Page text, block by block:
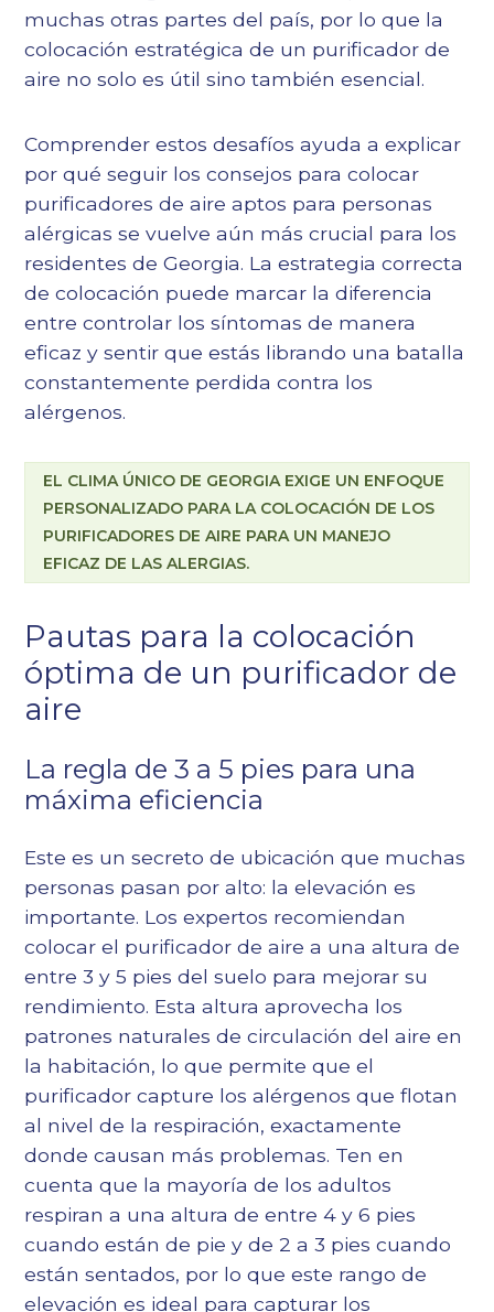
muchas otras partes del país, por lo que la
colocación estratégica de un purificador de
aire no solo es útil sino también esencial.
Comprender estos desafíos ayuda a explicar
por qué seguir los consejos para colocar
purificadores de aire aptos para personas
alérgicas se vuelve aún más crucial para los
residentes de Georgia. La estrategia correcta
de colocación puede marcar la diferencia
entre controlar los síntomas de manera
eficaz y sentir que estás librando una batalla
constantemente perdida contra los
alérgenos.
EL CLIMA ÚNICO DE GEORGIA EXIGE UN ENFOQUE
PERSONALIZADO PARA LA COLOCACIÓN DE LOS
PURIFICADORES DE AIRE PARA UN MANEJO
EFICAZ DE LAS ALERGIAS.
Pautas para la colocación
óptima de un purificador de
aire
La regla de 3 a 5 pies para una
máxima eficiencia
Este es un secreto de ubicación que muchas
personas pasan por alto: la elevación es
importante. Los expertos recomiendan
colocar el purificador de aire a una altura de
entre 3 y 5 pies del suelo para mejorar su
rendimiento. Esta altura aprovecha los
patrones naturales de circulación del aire en
la habitación, lo que permite que el
purificador capture los alérgenos que flotan
al nivel de la respiración, exactamente
donde causan más problemas. Ten en
cuenta que la mayoría de los adultos
respiran a una altura de entre 4 y 6 pies
cuando están de pie y de 2 a 3 pies cuando
están sentados, por lo que este rango de
elevación es ideal para capturar los